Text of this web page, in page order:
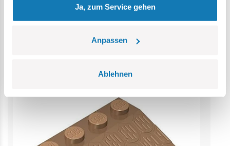
Ja, zum Service gehen
Anpassen
Ablehnen
Abbildung abweichen.
Kategorie Bestseller